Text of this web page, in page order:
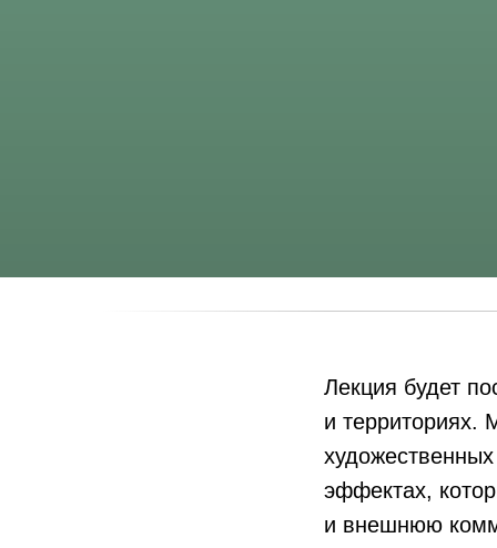
Лекция будет
и территориях.
эффектах,
и внешнюю